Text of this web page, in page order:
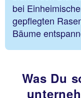
bei
gepflegten
Bäume
Was Du